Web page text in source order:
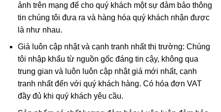
ảnh trên mạng để cho quý khách một sự đảm bảo thông
tin chúng tôi đưa ra và hàng hóa quý khách nhận được
là như nhau.
Giá luôn cập nhật và cạnh tranh nhất thị trường: Chúng
tôi nhập khẩu từ nguồn gốc đáng tin cậy, không qua
trung gian và luôn luôn cập nhật giá mới nhất, cạnh
tranh nhất đến với quý khách hàng. Có hóa đơn VAT
đầy đủ khi quý khách yêu cầu.